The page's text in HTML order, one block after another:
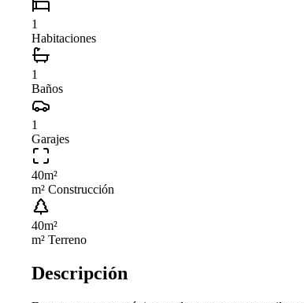
1
Habitaciones
1
Baños
1
Garajes
40m²
m² Construcción
40m²
m² Terreno
Descripción